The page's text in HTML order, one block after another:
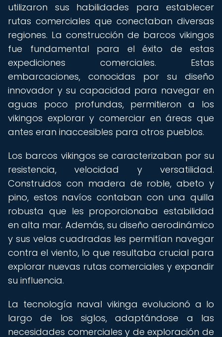
utilizaron sus habilidades para establecer
rutas comerciales que conectaban diversas
regiones. La construcción de barcos vikingos
fue fundamental para el éxito de estas
expediciones comerciales. Estas
embarcaciones, conocidas por su diseño
innovador y su capacidad para navegar en
aguas poco profundas, permitieron a los
vikingos explorar y comerciar en áreas que
antes eran inaccesibles para otros pueblos.
Los barcos vikingos se caracterizaban por su
resistencia, velocidad y versatilidad.
Construidos con madera de roble, abeto y
pino, estos navíos contaban con una quilla
robusta que les proporcionaba estabilidad
en alta mar. Además, su diseño aerodinámico
y sus velas cuadradas les permitían navegar
contra el viento, lo que resultaba crucial para
explorar nuevas rutas comerciales y expandir
su influencia.
La tecnología naval vikinga evolucionó a lo
largo de los siglos, adaptándose a las
necesidades comerciales y de exploración de